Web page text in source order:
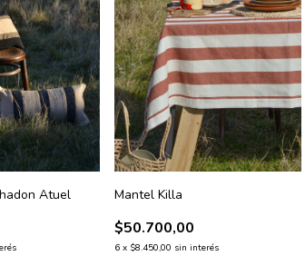
Atuel Mantel Killa
$50.700,00
6 x $8.450,00 sin interés